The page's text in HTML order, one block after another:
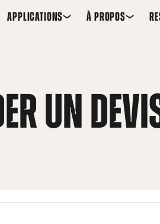
APPLICATIONS À PROPOS
UN